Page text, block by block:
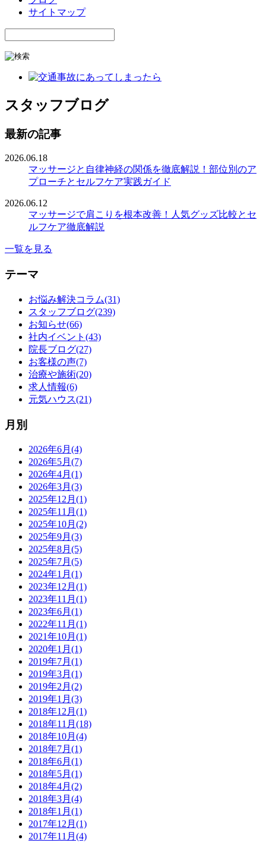
サイトマップ
スタッフブログ
最新の記事
2026.06.18
マッサージと自律神経の関係を徹底解説！部位別のア
プローチとセルフケア実践ガイド
2026.06.12
マッサージで肩こりを根本改善！人気グッズ比較とセ
ルフケア徹底解説
一覧を見る
テーマ
お悩み解決コラム(31)
スタッフブログ(239)
お知らせ(66)
社内イベント(43)
院長ブログ(27)
お客様の声(7)
治療や施術(20)
求人情報(6)
元気ハウス(21)
月別
2026年6月(4)
2026年5月(7)
2026年4月(1)
2026年3月(3)
2025年12月(1)
2025年11月(1)
2025年10月(2)
2025年9月(3)
2025年8月(5)
2025年7月(5)
2024年1月(1)
2023年12月(1)
2023年11月(1)
2023年6月(1)
2022年11月(1)
2021年10月(1)
2020年1月(1)
2019年7月(1)
2019年3月(1)
2019年2月(2)
2019年1月(3)
2018年12月(1)
2018年11月(18)
2018年10月(4)
2018年7月(1)
2018年6月(1)
2018年5月(1)
2018年4月(2)
2018年3月(4)
2018年1月(1)
2017年12月(1)
2017年11月(4)